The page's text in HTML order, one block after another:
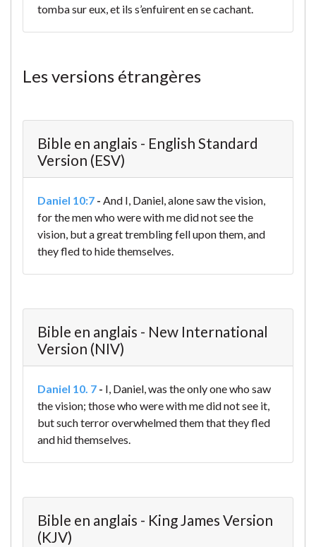
tomba sur eux, et ils s’enfuirent en se cachant.
Les versions étrangères
Bible en anglais - English Standard
Version (ESV)
Daniel 10:7 - And I, Daniel, alone saw the vision,
for the men who were with me did not see the
vision, but a great trembling fell upon them, and
they fled to hide themselves.
Bible en anglais - New International
Version (NIV)
Daniel 10. 7 - I, Daniel, was the only one who saw
the vision; those who were with me did not see it,
but such terror overwhelmed them that they fled
and hid themselves.
Bible en anglais - King James Version
(KJV)